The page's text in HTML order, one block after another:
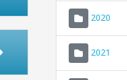
2020
2021